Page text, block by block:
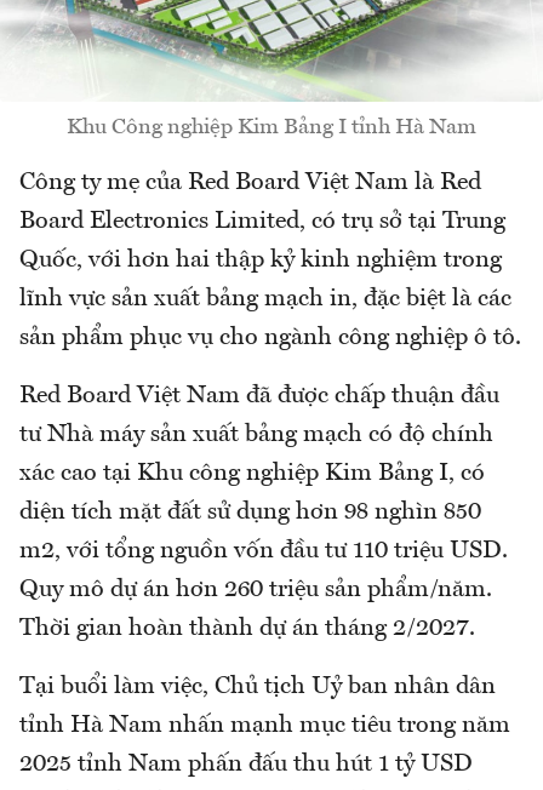
Khu Công nghiệp Kim Bảng I tỉnh Hà Nam
Công ty mẹ của Red Board Việt Nam là Red
Board Electronics Limited, có trụ sở tại Trung
Quốc, với hơn hai thập kỷ kinh nghiệm trong
lĩnh vực sản xuất bảng mạch in, đặc biệt là các
sản phẩm phục vụ cho ngành công nghiệp ô tô.
Red Board Việt Nam đã được chấp thuận đầu
tư Nhà máy sản xuất bảng mạch có độ chính
xác cao tại Khu công nghiệp Kim Bảng I, có
diện tích mặt đất sử dụng hơn 98 nghìn 850
m2, với tổng nguồn vốn đầu tư 110 triệu USD.
Quy mô dự án hơn 260 triệu sản phẩm/năm.
Thời gian hoàn thành dự án tháng 2/2027.
Tại buổi làm việc, Chủ tịch Uỷ ban nhân dân
tỉnh Hà Nam nhấn mạnh mục tiêu trong năm
2025 tỉnh Nam phấn đấu thu hút 1 tỷ USD